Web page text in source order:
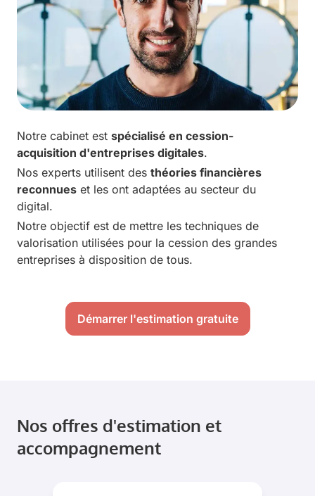
Notre cabinet est spécialisé en cession-
acquisition d'entreprises digitales.
Nos experts utilisent des théories financières
reconnues et les ont adaptées au secteur du
digital.
Notre objectif est de mettre les techniques de
valorisation utilisées pour la cession des grandes
entreprises à disposition de tous.
Démarrer l'estimation gratuite
Nos offres d'estimation et
accompagnement